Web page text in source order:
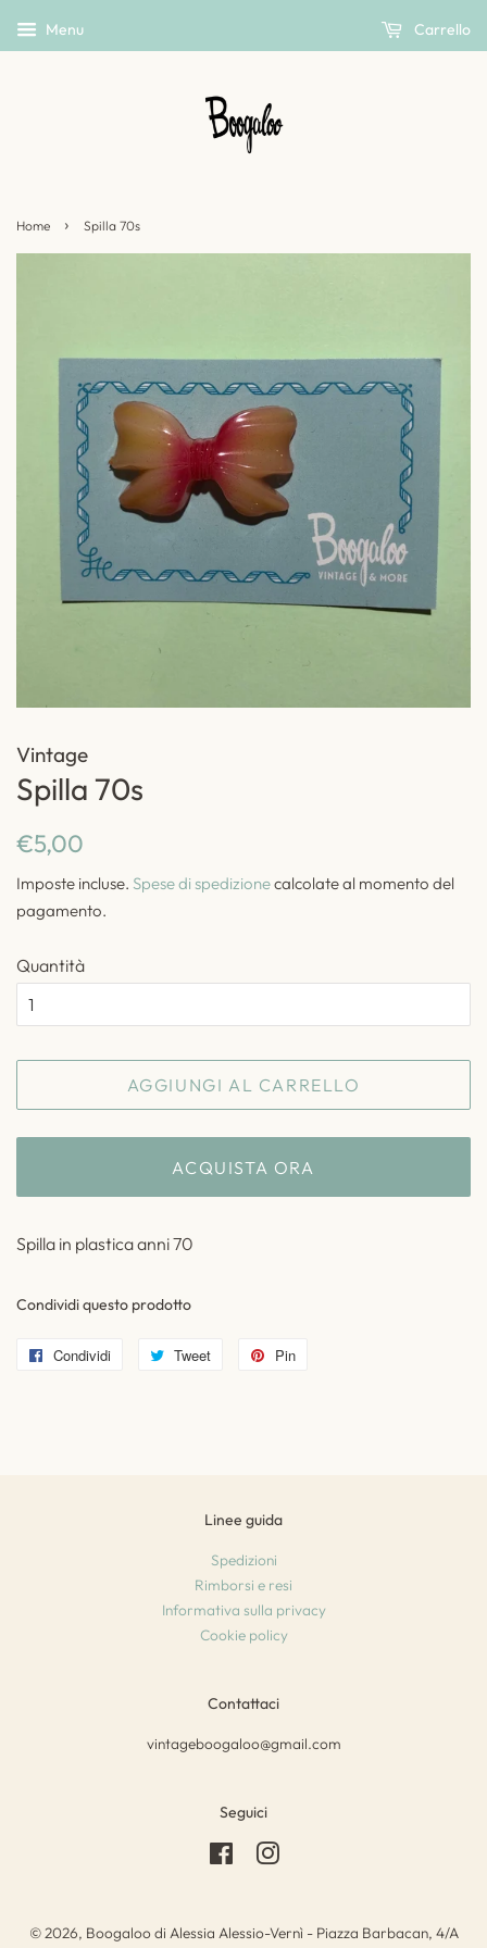
Menu Carrello
Home › Spilla 70s
Vintage
Spilla 70s
Prezzo
listino
€5,00
Imposte incluse. Spese di spedizionecalcolate al momento del
pagamento.
Quantità
AGGIUNGI AL CARRELLO
ACQUISTA ORA
Spilla in plastica anni 70
Condividi questo prodotto
Condividi
CondividiTweet
Twitta
Pin
Linee guida
Spedizioni
Rimborsi e resi
Informativa sulla privacy
Cookie policy
Contattaci
vintageboogaloo@gmail.com
Seguici
FacebookInstagram
© 2026, Boogaloo di Alessia Alessio-Vernì - Piazza Barbacan, 4/A